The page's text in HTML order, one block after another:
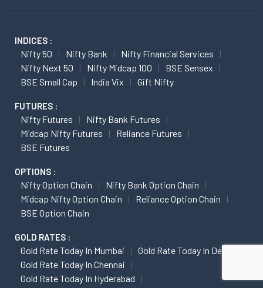
INDICES :
Nifty 50 Nifty Bank
Nifty Financial Services
Nifty Next 50
Nifty Midcap 100
BSE Sensex
BSE Small Cap
India Vix Gift Nifty
FUTURES :
Nifty Futures
Nifty Bank Futures
Midcap Nifty Futures
Reliance Futures
BSE Futures
OPTIONS :
Nifty Option Chain
Nifty Bank Option Chain
Midcap Nifty Option Chain
Reliance Option Chain
BSE Option Chain
GOLD RATES :
Gold Rate Today In Mumbai
Gold Rate Today In Delhi
Gold Rate Today In Chennai
Gold Rate Today In Hyderabad